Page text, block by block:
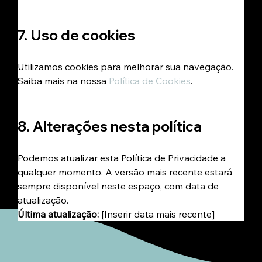
7. Uso de cookies
Utilizamos cookies para melhorar sua navegação.
Saiba mais na nossa Política de Cookies.
8. Alterações nesta política
Podemos atualizar esta Política de Privacidade a
qualquer momento. A versão mais recente estará
sempre disponível neste espaço, com data de
atualização.
Última atualização: [Inserir data mais recente]